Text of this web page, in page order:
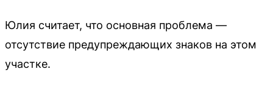
Юлия считает, что основная проблема —
отсутствие предупреждающих знаков на этом
участке.